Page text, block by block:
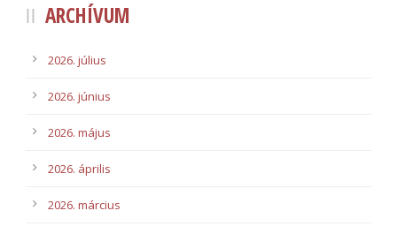
ARCHÍVUM
2026. július
2026. június
2026. május
2026. április
2026. március